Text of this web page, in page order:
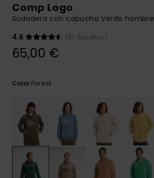
respuestas a
las preguntas
Consultar
las FAQ
Comp Logo
Sudadera con capucha Verde hombre
4.6
(87 Reseñas)
65,00 €
Color Forest